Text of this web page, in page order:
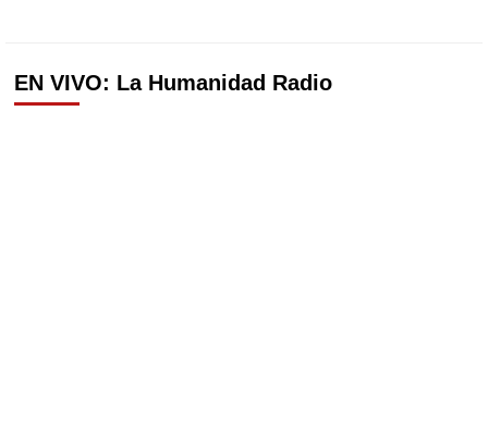
EN VIVO: La Humanidad Radio